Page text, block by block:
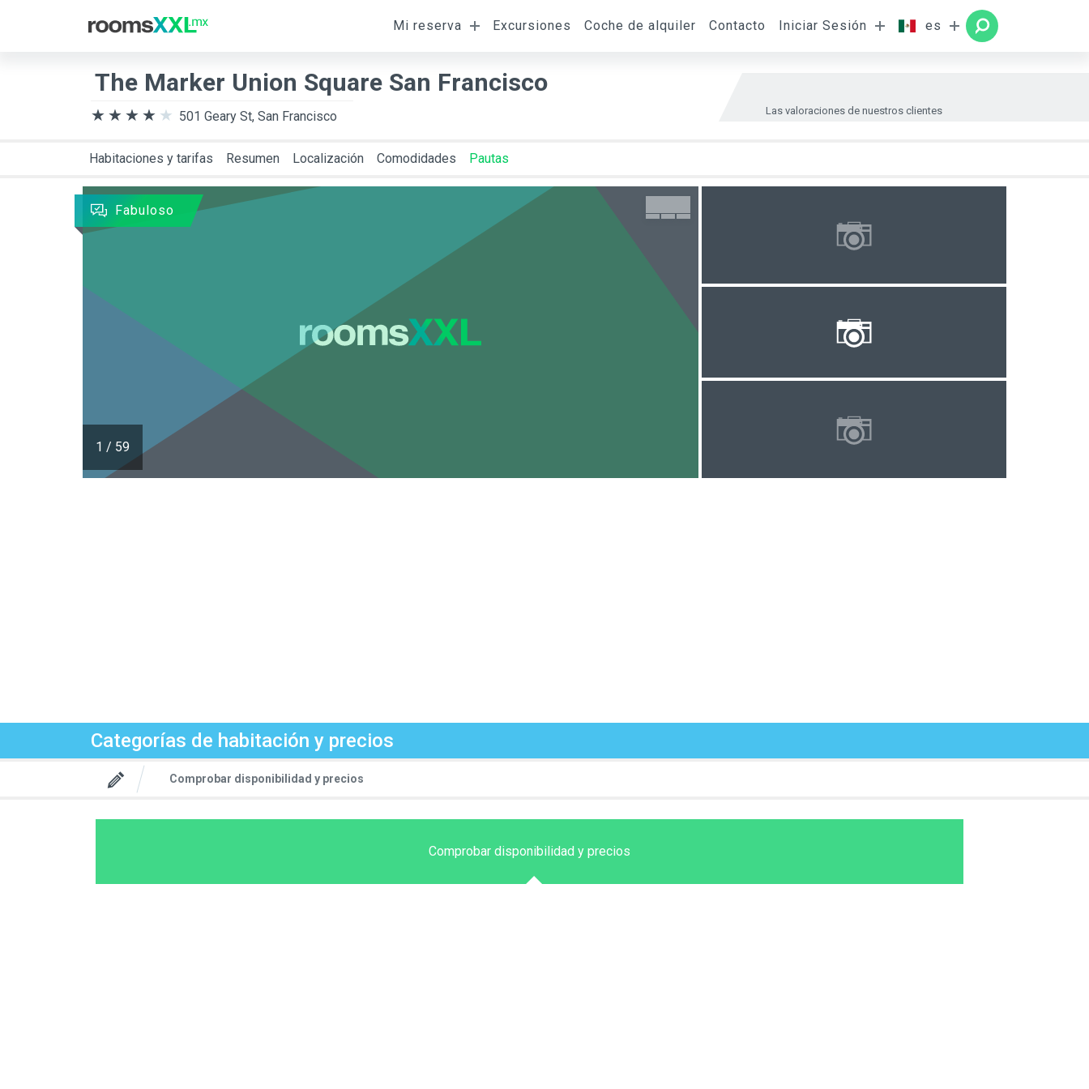
Mi reserva Excursiones Coche de alquiler Contacto Iniciar Sesión es
Destino Salida Ocupación Habitación
The Marker Union Square San Francisco
501 Geary St, San Francisco Las valoraciones de nuestros clientes
Habitaciones y tarifas Resumen Localización Comodidades Pautas
1 / 59
Fabuloso
Categorías de habitación y precios
Comprobar disponibilidad y precios
Comprobar disponibilidad y precios